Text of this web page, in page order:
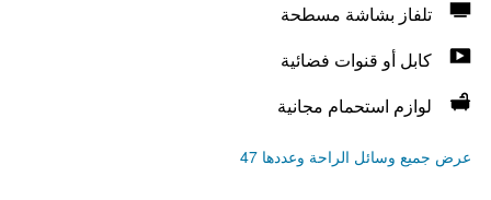
تلفاز بشاشة مسطحة
كابل أو قنوات فضائية
لوازم استحمام مجانية
عرض جميع وسائل الراحة وعددها 47